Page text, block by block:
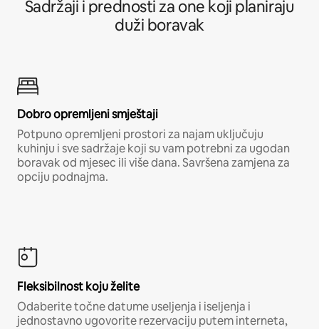
Sadržaji i prednosti za one koji planiraju
duži boravak
Dobro opremljeni smještaji
Potpuno opremljeni prostori za najam uključuju
kuhinju i sve sadržaje koji su vam potrebni za ugodan
boravak od mjesec ili više dana. Savršena zamjena za
opciju podnajma.
Fleksibilnost koju želite
Odaberite točne datume useljenja i iseljenja i
jednostavno ugovorite rezervaciju putem interneta,